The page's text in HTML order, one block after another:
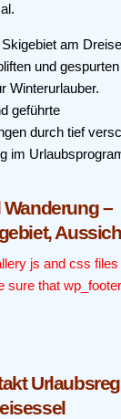
am
und
Winterurlauber.
geführte
durch tief
im
–
js and css
sure that